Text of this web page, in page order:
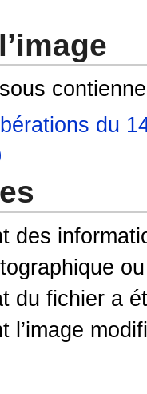
du
des
du fichier a
l’image